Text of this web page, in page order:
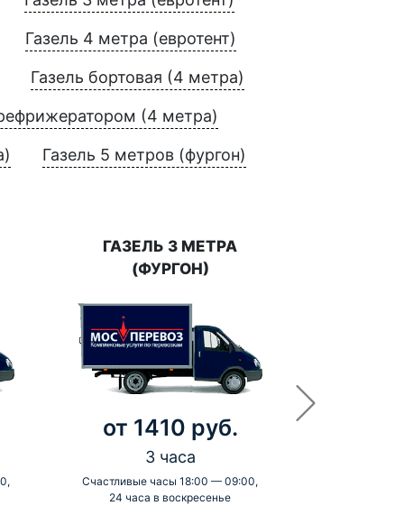
Газель 4 метра (евротент)
Газель бортовая (4 метра)
(4 метра)
Газель 5 метров (фургон)
ГАЗЕЛЬ 3 МЕТРА
(ФУРГОН)
от 1410 руб.
3 часа
Счастливые часы 18:00 — 09:00,
24 часа в воскресенье
-